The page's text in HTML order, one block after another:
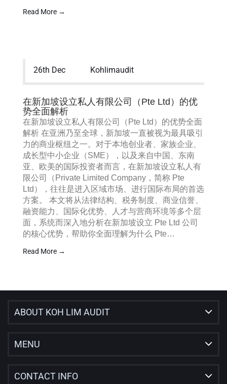
Read More →
26th Dec Kohlimaudit
在新加坡设立私人有限公司（Pte Ltd）的优
势全面解析
在新加坡设立私人有限公司（Pte Ltd）的优势全面
解析 在亚洲乃至全球，新加坡一直被视为最具吸引
力的商业枢纽之一。对于本地创业者、家族企业、
成长型中小企业（SME），以及来自中国、东南
亚、欧美的国际投资者而言，在新加坡设立私人有
限公司（Private Limited Company，简称 Pte
Ltd），往往是进入区域市场、进行国际布局的首选
方案。 本文将从法律结构、税务制度、商业信誉、
融资能力、国际化优势、人才与营商环境等多个层
面，系统而深入地分析在新加坡设立 Pte Ltd 公司
的核心优势，帮助你全面理解为什么 Pte…
Read More →
ABOUT KOH LIM AUDIT
MENU
CONTACT INFO